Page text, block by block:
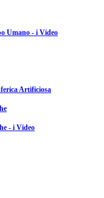
Umano - i Video
Artificiosa
- i Video